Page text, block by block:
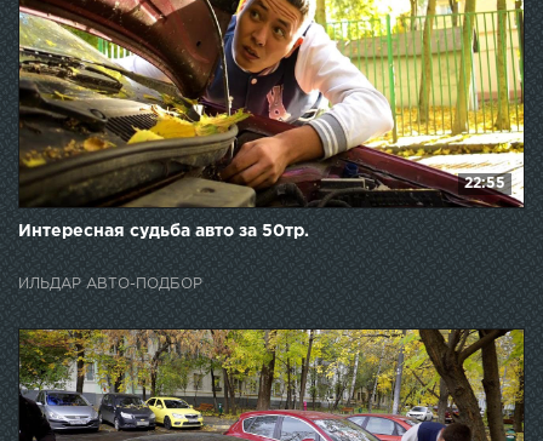
22:55
Интересная судьба авто за 50тр.
ИЛЬДАР АВТО-ПОДБОР